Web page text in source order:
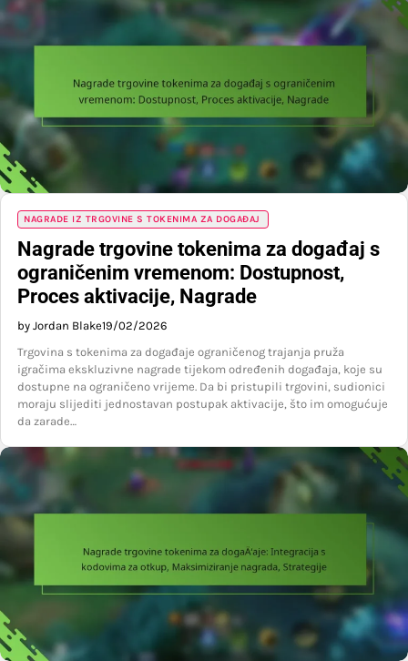
NAGRADE IZ TRGOVINE S TOKENIMA ZA DOGAĐAJ
Nagrade trgovine tokenima za događaj s
ograničenim vremenom: Dostupnost,
Proces aktivacije, Nagrade
by Jordan Blake19/02/2026
Trgovina s tokenima za događaje ograničenog trajanja pruža
igračima ekskluzivne nagrade tijekom određenih događaja, koje su
dostupne na ograničeno vrijeme. Da bi pristupili trgovini, sudionici
moraju slijediti jednostavan postupak aktivacije, što im omogućuje
da zarade…